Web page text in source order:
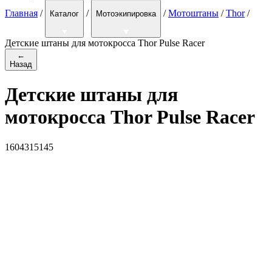
Главная / Каталог / Мотоэкипировка / Мотоштаны / Thor /
Детские штаны для мотокросса Thor Pulse Racer
←
Назад
Детские штаны для
мотокросса Thor Pulse Racer
1604315145